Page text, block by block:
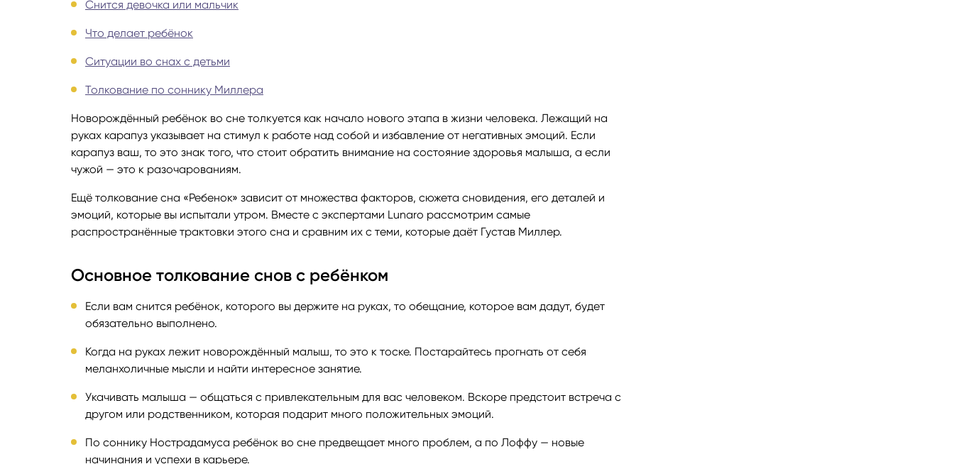
Козерог
Рыбы
Расклад Таро на ситуацию
Расклад Таро на неделю
Расклад Таро на 2025 год
Снится девочка или мальчик
Что делает ребёнок
Ситуации во снах с детьми
Толкование по соннику Миллера
Новорождённый ребёнок во сне толкуется как начало нового этапа в жизни человека. Лежащий на
руках карапуз указывает на стимул к работе над собой и избавление от негативных эмоций. Если
карапуз ваш, то это знак того, что стоит обратить внимание на состояние здоровья малыша, а если
чужой — это к разочарованиям.
Ещё толкование сна «Ребенок» зависит от множества факторов, сюжета сновидения, его деталей и
эмоций, которые вы испытали утром. Вместе с экспертами Lunaro рассмотрим самые
распространённые трактовки этого сна и сравним их с теми, которые даёт Густав Миллер.
Основное толкование снов с ребёнком
Если вам снится ребёнок, которого вы держите на руках, то обещание, которое вам дадут, будет
обязательно выполнено.
Когда на руках лежит новорождённый малыш, то это к тоске. Постарайтесь прогнать от себя
меланхоличные мысли и найти интересное занятие.
Укачивать малыша — общаться с привлекательным для вас человеком. Вскоре предстоит встреча с
другом или родственником, которая подарит много положительных эмоций.
По соннику Нострадамуса ребёнок во сне предвещает много проблем, а по Лоффу — новые
начинания и успехи в карьере.